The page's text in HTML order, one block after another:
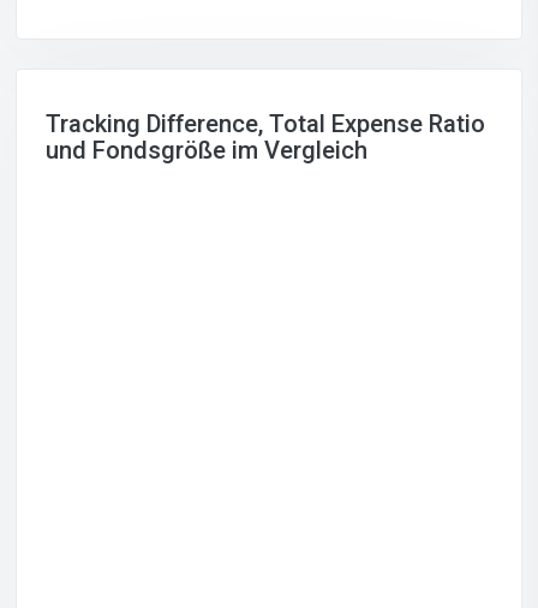
Tracking Difference, Total Expense Ratio
und Fondsgröße im Vergleich